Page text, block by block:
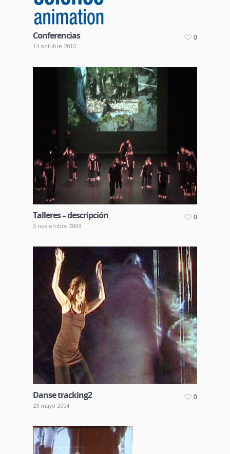
Conferencias
14 octubre 2015
0
Talleres – descripción
5 noviembre 2009
0
Danse tracking2
23 mayo 2004
0